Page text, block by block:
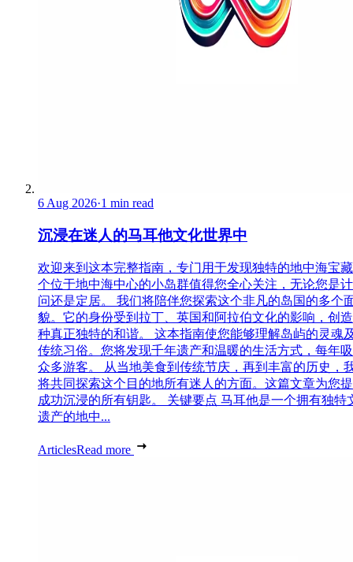
6 Aug 2026·1 min read
沉浸在迷人的马耳他文化世界中
欢迎来到这本完整指南，专门用于发现独特的地中海宝
个位于地中海中心的小岛群值得您全心关注，无论您是
问还是定居。 我们将陪伴您探索这个非凡的岛国的多个
貌。它的身份受到拉丁、英国和阿拉伯文化的影响，创
种真正独特的和谐。 这本指南使您能够理解岛屿的灵魂
传统习俗。您将发现千年遗产和温暖的生活方式，每年
众多游客。 从当地美食到传统节庆，再到丰富的历史，
将共同探索这个目的地所有迷人的方面。这篇文章为您
成功沉浸的所有钥匙。 关键要点 马耳他是一个拥有独特
遗产的地中...
ArticlesRead more